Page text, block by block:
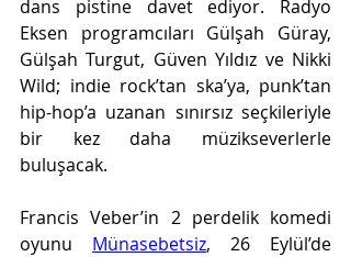
dans pistine davet ediyor. Radyo
Eksen programcıları Gülşah Güray,
Gülşah Turgut, Güven Yıldız ve Nikki
Wild; indie rock’tan ska’ya, punk’tan
hip-hop’a uzanan sınırsız seçkileriyle
bir kez daha müzikseverlerle
buluşacak.
Francis Veber’in 2 perdelik komedi
oyunu Münasebetsiz, 26 Eylül’de